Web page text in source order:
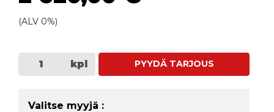
(ALV 0%)
kpl PYYDÄ TARJOUS
Valitse myyjä :